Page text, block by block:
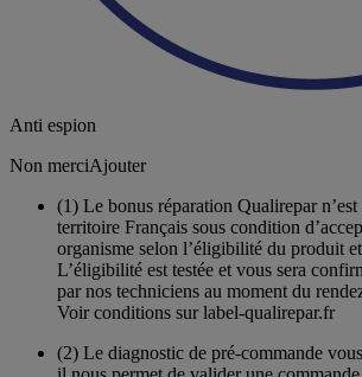
Anti espion
Non merciAjouter
(1) Le bonus réparation Qualirepar
territoire Français sous condition
organisme selon l’éligibilité du produit
L’éligibilité est testée et vous sera
par nos techniciens au moment du
Voir conditions sur label-qualirepar.fr
(2) Le diagnostic de pré-commande